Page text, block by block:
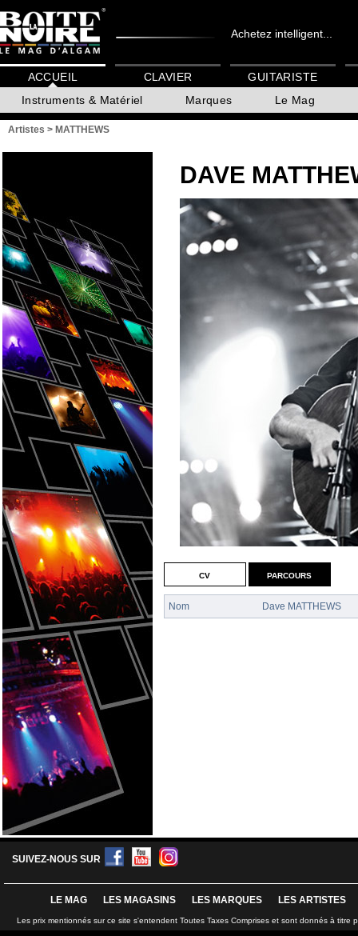
Achetez intelligent...
ACCUEIL
Instruments & Matériel
Marques Le Mag
CLAVIER GUITARISTE
Artistes > MATTHEWS
DAVE
cv
Nom Dave MATTHEWS
parcours
SUIVEZ-NOUS SUR
LE MAG LES MAGASINS LES MARQUES LES ARTISTES
Les prix mentionnés sur ce site s'entendent Toutes Taxes Comprises et sont donnés à